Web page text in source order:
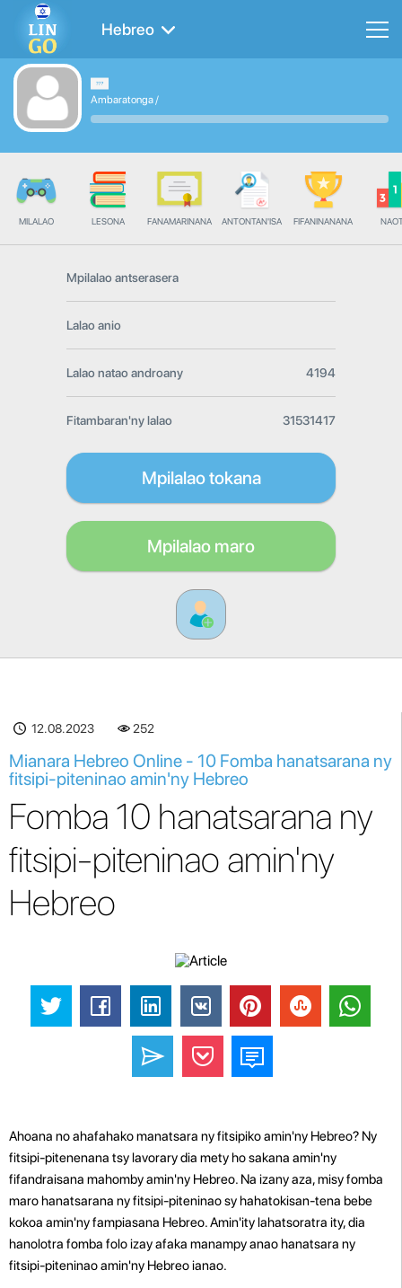
Hebreo
Ambaratonga/
MILALAO LESONA FANAMARINANA ANTONTAN'ISA FIFANINANANA
Mpilalao antserasera
Lalao anio
Lalao natao androany 4194
Fitambaran'ny lalao 31531417
Mpilalao tokana
Mpilalao maro
12.08.2023 252
Mianara Hebreo Online - 10 Fomba hanatsarana ny
fitsipi-piteninao amin'ny Hebreo
Fomba 10 hanatsarana ny
fitsipi-piteninao amin'ny
Hebreo
Ahoana no ahafahako manatsara ny fitsipiko amin'ny Hebreo? Ny
fitsipi-pitenenana tsy lavorary dia mety ho sakana amin'ny
fifandraisana mahomby amin'ny Hebreo. Na izany aza, misy fomba
maro hanatsarana ny fitsipi-piteninao sy hahatokisan-tena bebe
kokoa amin'ny fampiasana Hebreo. Amin'ity lahatsoratra ity, dia
hanolotra fomba folo izay afaka manampy anao hanatsara ny
fitsipi-piteninao amin'ny Hebreo ianao.